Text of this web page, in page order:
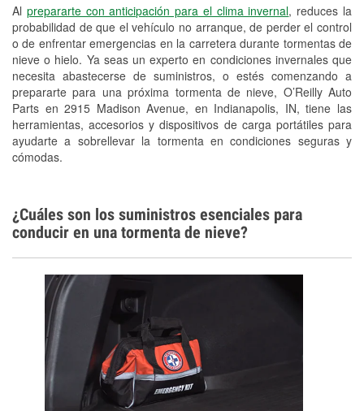
Al prepararte con anticipación para el clima invernal, reduces la
probabilidad de que el vehículo no arranque, de perder el control
o de enfrentar emergencias en la carretera durante tormentas de
nieve o hielo. Ya seas un experto en condiciones invernales que
necesita abastecerse de suministros, o estés comenzando a
prepararte para una próxima tormenta de nieve, O’Reilly Auto
Parts en 2915 Madison Avenue, en Indianapolis, IN, tiene las
herramientas, accesorios y dispositivos de carga portátiles para
ayudarte a sobrellevar la tormenta en condiciones seguras y
cómodas.
Snowstorm Supplies
Tornado Supplies
Conoce más
¿Cuáles son los suministros esenciales para
conducir en una tormenta de nieve?